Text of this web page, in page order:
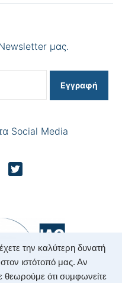
την καλύτερη δυνατή
ιστότοπό μας. Αν
θεωρούμε ότι συμφωνείτε
μας.
Εγγραφή
Social Media